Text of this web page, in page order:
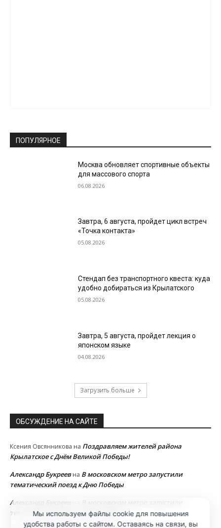
ПОПУЛЯРНОЕ
Москва обновляет спортивные объекты
для массового спорта
06.08.2026
Завтра, 6 августа, пройдет цикл встреч
«Точка контакта»
05.08.2026
Стендап без транспортного квеста: куда
удобно добираться из Крылатского
05.08.2026
Завтра, 5 августа, пройдет лекция о
японском языке
04.08.2026
Загрузить больше
ОБСУЖДЕНИЕ НА САЙТЕ
Ксения Овсянникова на Поздравляем жителей района
Крылатское с Днём Великой Победы!
Александр Букреевна В московском метро запустили
тематический поезд к Дню Победы
Александр Букреев
В московском метро запустили
тематический поезд к Дню Победы
Мы используем файлы cookie для повышения
удобства работы с сайтом. Оставаясь на связи, вы